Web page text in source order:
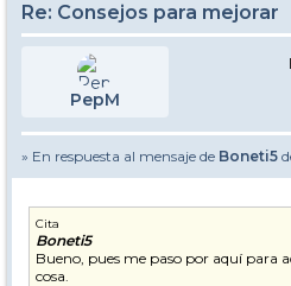
Re: Consejos para mejorar
PepM
» En respuesta al mensaje de Boneti5
Cita
Boneti5
Bueno, pues me paso por aquí para
cosa.